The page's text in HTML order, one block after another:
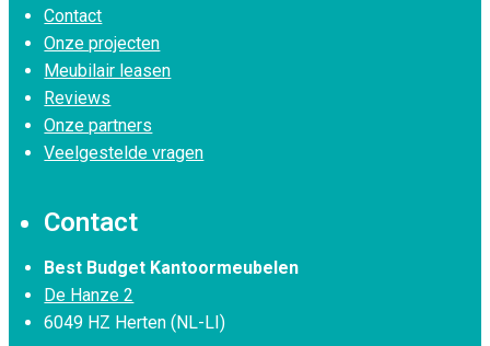
Contact
Onze projecten
Meubilair leasen
Reviews
Onze partners
Veelgestelde vragen
Contact
Best Budget Kantoormeubelen
De Hanze 2
6049 HZ Herten (NL-LI)